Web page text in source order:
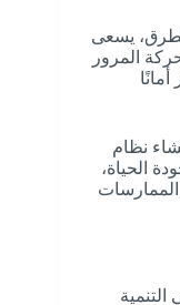
يسعى
المرور
نظام
الحياة،
الممارسات